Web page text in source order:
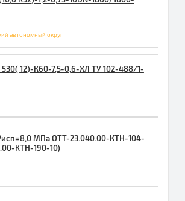
автономный округ
12)-К60-7,5-0,6-ХЛ ТУ 102-488/1-
МПа ОТТ-23.040.00-КТН-104-
КТН-190-10)